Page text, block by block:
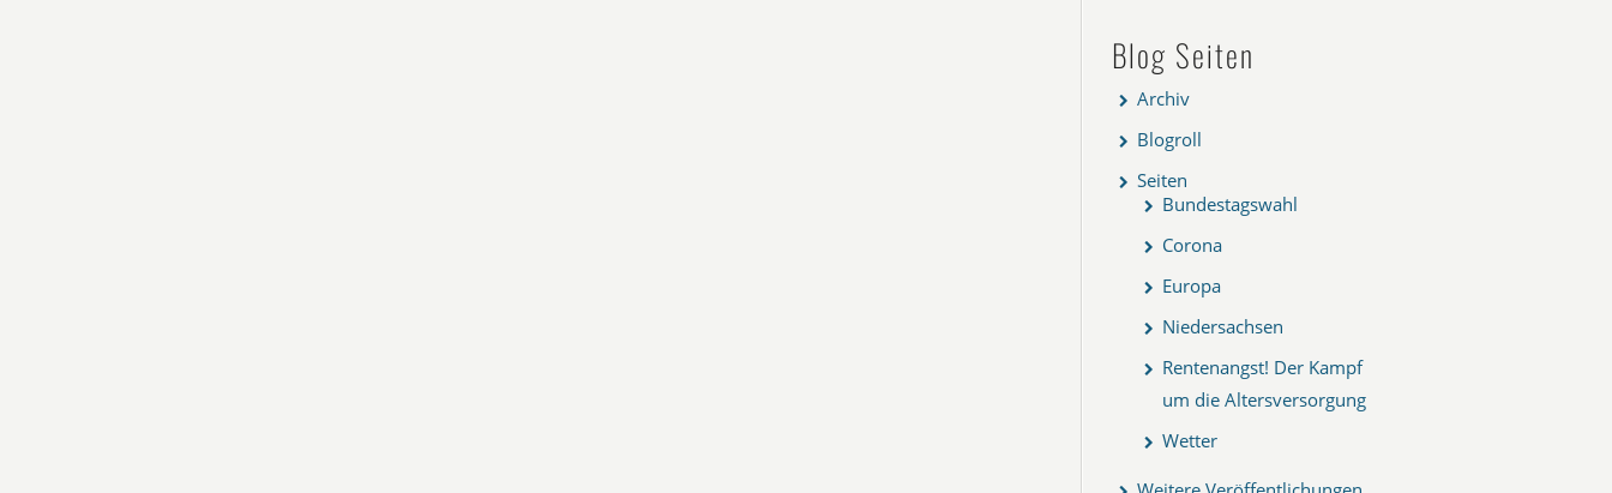
Blog Seiten
Archiv
Blogroll
Seiten
Bundestagswahl
Corona
Europa
Niedersachsen
Rentenangst! Der Kampf
um die Altersversorgung
Wetter